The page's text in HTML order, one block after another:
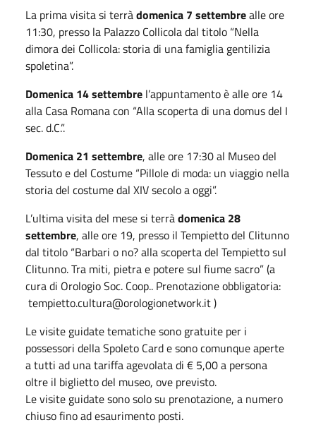
La prima visita si terràdomenica 7 settembrealle ore
11:30, presso la Palazzo Collicola dal titolo “Nella
dimora dei Collicola: storia di una famiglia gentilizia
spoletina”.
Domenica 14 settembre l’appuntamento è alle ore 14
alla Casa Romana con “Alla scoperta di una domus del I
sec. d.C.”.
Domenica 21 settembre, alle ore 17:30 al Museo del
Tessuto e del Costume “Pillole di moda: un viaggio nella
storia del costume dal XIV secolo a oggi”.
L’ultima visita del mese si terràdomenica 28
settembre, alle ore 19, presso il Tempietto del Clitunno
dal titolo “Barbari o no? alla scoperta del Tempietto sul
Clitunno. Tra miti, pietra e potere sul fiume sacro” (a
cura di Orologio Soc. Coop.. Prenotazione obbligatoria:
tempietto.cultura@orologionetwork.it )
Le visite guidate tematiche sono gratuite per i
possessori della Spoleto Card e sono comunque aperte
a tutti ad una tariffa agevolata di € 5,00 a persona
oltre il biglietto del museo, ove previsto.
Le visite guidate sono solo su prenotazione, a numero
chiuso fino ad esaurimento posti.